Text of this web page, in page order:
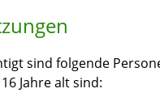
sind folgende
Jahre alt sind: